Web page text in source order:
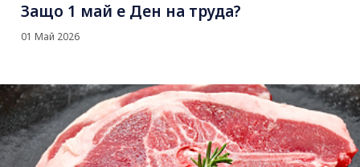
Защо 1 май е Ден на труда?
01 Май 2026